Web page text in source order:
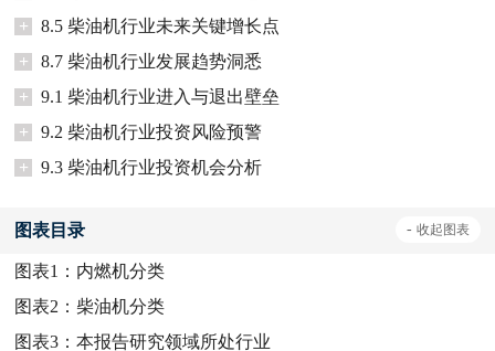
+
8.5 柴油机行业未来关键增长点
+
8.7 柴油机行业发展趋势洞悉
+
9.1 柴油机行业进入与退出壁垒
+
9.2 柴油机行业投资风险预警
+
9.3 柴油机行业投资机会分析
图表目录 - 收起图表
图表1： 内燃机分类
图表2： 柴油机分类
图表3：本报告研究领域所处行业